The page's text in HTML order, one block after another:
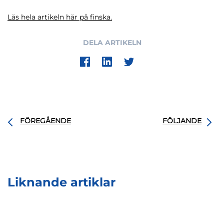
Läs hela artikeln här på finska.
DELA ARTIKELN
FÖREGÅENDE FÖLJANDE
Liknande artiklar